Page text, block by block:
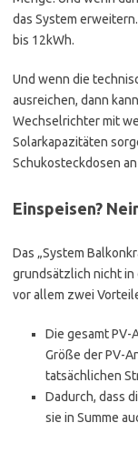
das System
bis 12kWh.
Und wenn die
ausreichen, dann
Wechselrichter mit
Solarkapazitäten
Schukosteckdosen
Einspeisen?
Das „System
grundsätzlich nicht
vor allem zwei
Die gesamt PV-
Größe der PV-
tatsächlichen
Dadurch, dass
sie in Summe